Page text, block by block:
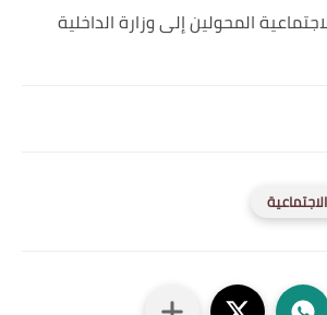
المحولين إلى وزارة الداخلية